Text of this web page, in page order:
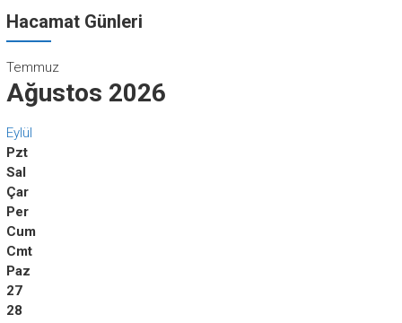
Hacamat Günleri
Temmuz
Ağustos 2026
Eylül
Pzt
Sal
Çar
Per
Cum
Cmt
Paz
27
28